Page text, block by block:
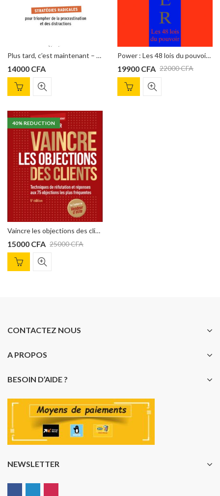
Plus tard, c’est maintenant – Stratégies radicales pour triompher de la procrastination et des distractions, Brian Tracy
14000 CFA
Power : Les 48 lois du pouvoir de Robert Greene
22000CFA
19900 CFA
40% REDUCTION
Vaincre les objections des clients – 5e éd : Techniques de réfutation et réponses aux 75 objections les plus fréquentes de Michaël Aguilar
25000CFA
15000 CFA
CONTACTEZ NOUS
A PROPOS
BESOIN D’AIDE ?
NEWSLETTER